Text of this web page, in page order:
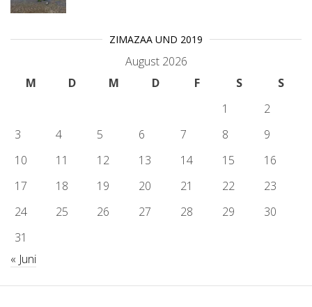
ZIMAZAA UND 2019
August 2026
M
D M D F S
S
1
2
3
4 5 6 7 8
9
10
11 12 13 14 15
16
17
18 19 20 21 22
23
24
25 26 27 28 29
30
31
« Juni